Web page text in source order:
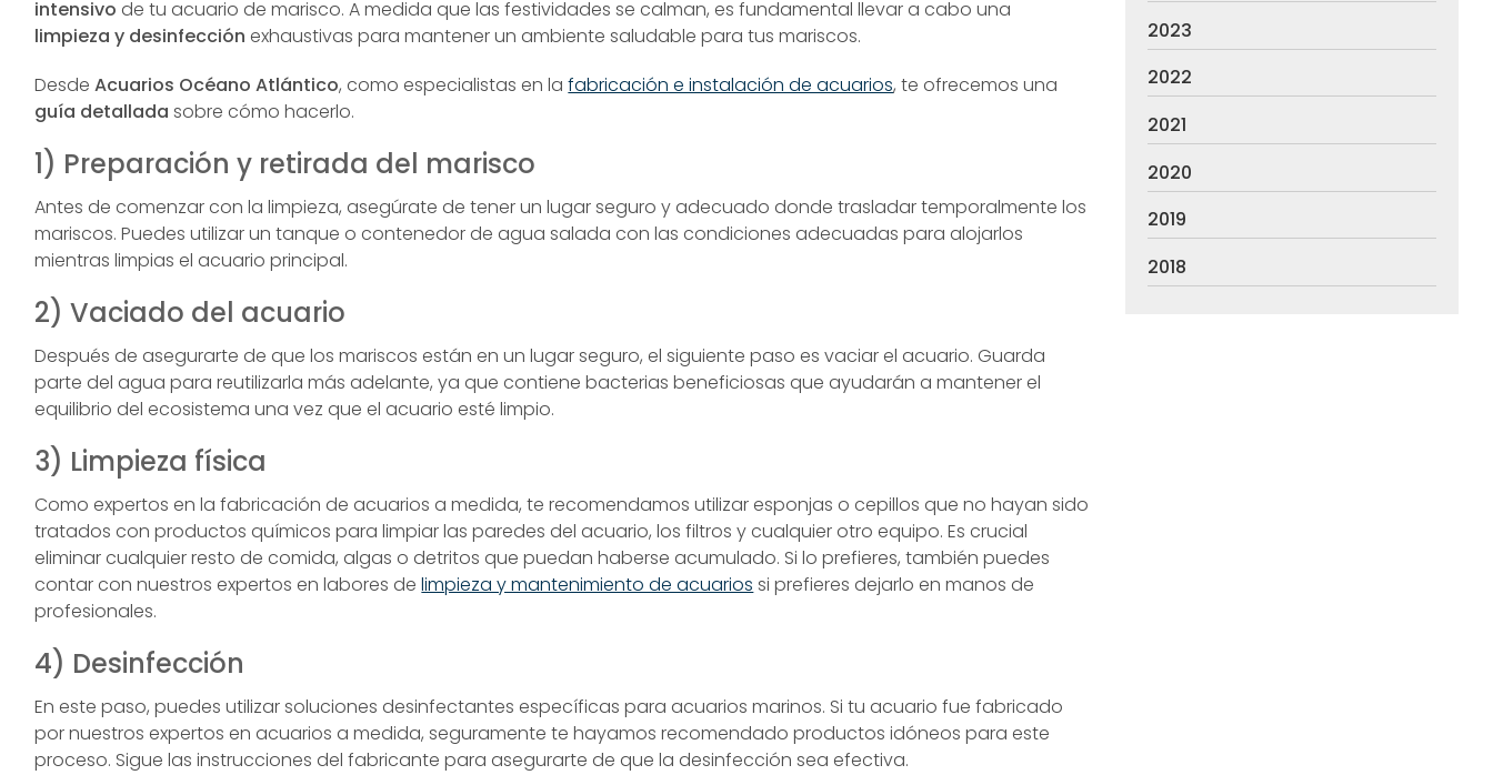
intensivo de tu acuario de marisco. A medida que las festividades se calman, es fundamental llevar a cabo una
limpieza y desinfección exhaustivas para mantener un ambiente saludable para tus mariscos.
DesdeAcuarios Océano Atlántico, como especialistas en lafabricación e instalación de acuarios, te ofrecemos una
guía detallada sobre cómo hacerlo.
1) Preparación y retirada del marisco
Antes de comenzar con la limpieza, asegúrate de tener un lugar seguro y adecuado donde trasladar temporalmente los
mariscos. Puedes utilizar un tanque o contenedor de agua salada con las condiciones adecuadas para alojarlos
mientras limpias el acuario principal.
2) Vaciado del acuario
Después de asegurarte de que los mariscos están en un lugar seguro, el siguiente paso es vaciar el acuario. Guarda
parte del agua para reutilizarla más adelante, ya que contiene bacterias beneficiosas que ayudarán a mantener el
equilibrio del ecosistema una vez que el acuario esté limpio.
3) Limpieza física
Como expertos en la fabricación de acuarios a medida, te recomendamos utilizar esponjas o cepillos que no hayan sido
tratados con productos químicos para limpiar las paredes del acuario, los filtros y cualquier otro equipo. Es crucial
eliminar cualquier resto de comida, algas o detritos que puedan haberse acumulado. Si lo prefieres, también puedes
contar con nuestros expertos en labores delimpieza y mantenimiento de acuarios si prefieres dejarlo en manos de
profesionales.
4) Desinfección
En este paso, puedes utilizar soluciones desinfectantes específicas para acuarios marinos. Si tu acuario fue fabricado
por nuestros expertos en acuarios a medida, seguramente te hayamos recomendado productos idóneos para este
proceso. Sigue las instrucciones del fabricante para asegurarte de que la desinfección sea efectiva.
2023
2022
2021
2020
2019
2018